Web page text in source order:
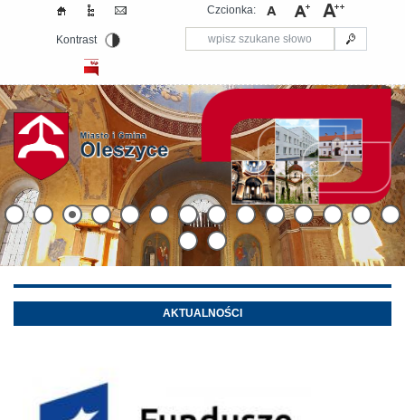
Czcionka:
Kontrast
AKTUALNOŚCI